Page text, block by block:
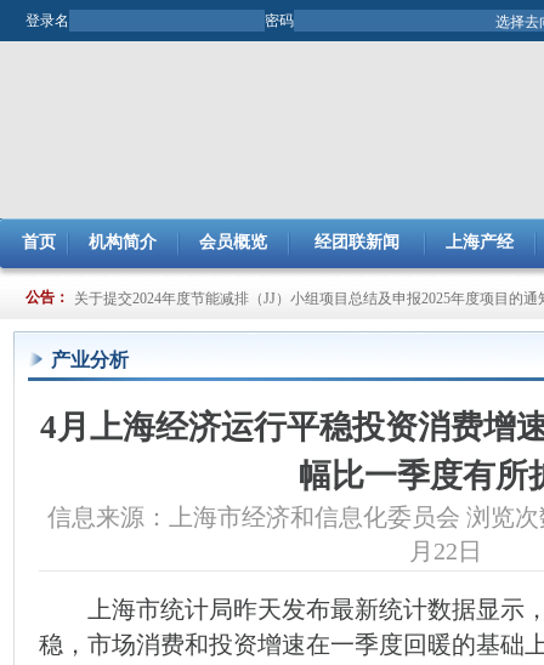
登录名 密码
首页 机构简介 会员概览 经团联新闻 上海产经
公告：
关于开展2025年市企业管理现代化创新成果评审工作的通知
关于提交2024年度节能减排（JJ）小组项目总结及申报2025年度项目的通
产业分析
4月上海经济运行平稳投资消费增
幅比一季度有所
信息来源：上海市经济和信息化委员会 浏览次
月22日
上海市统计局昨天发布最新统计数据显示
稳，市场消费和投资增速在一季度回暖的基础